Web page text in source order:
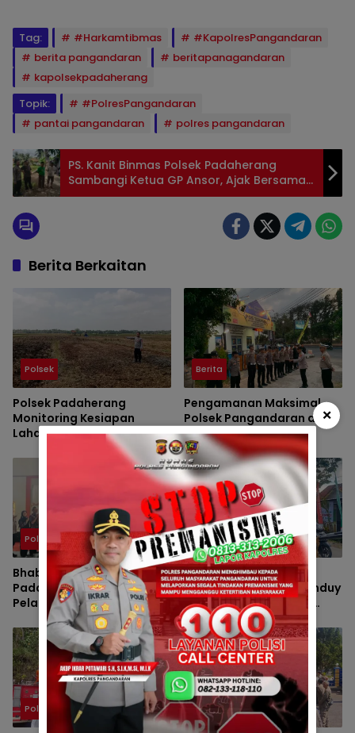
Tag: #Harkamtibmas
#KapolresPangandaran
berita pangandaran
beritapanagandaran
kapolsekpadaherang
Topik:
#PolresPangandaran
pantai pangandaran
polres pangandaran
PS. Kanit Binmas Polsek Padaherang
Sambangi Ketua GP Ansor, Ajak Bersama
Jaga Kamtibmas di Desa Karangsari
Berita Berkaitan
Polsek
Polsek Padaherang
Monitoring Kesiapan
Lahan Program
Penanaman Jagung di
Desa Ciganjeng
Berita
Pengamanan Maksimal
Polsek Pangandaran dan
Polres Pangandaran,
Nobar Final Piala Presiden
Berlangsung Aman
Polsek
Bhabinkamtibmas Polsek
Padaherang Monitoring
Pelantikan Perangkat
Desa Karangmulya
Polsek
Pengawalan Massa
Audiensi ke BBWS Citanduy
Berjalan Aman, Polsek
Padaherang Pastikan
Kegiatan Berlangsung
Kondusif
Polsek Polsek
×